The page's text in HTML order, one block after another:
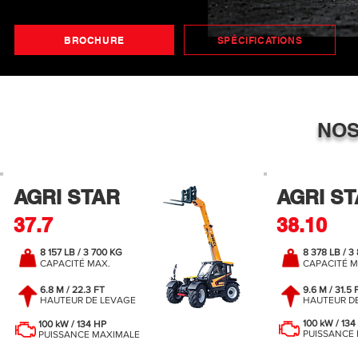
BROCHURE SPÉCIFICATIONS
AGRI STAR
37.7
8 157 LB / 3 700 KG
CAPACITÉ MAX.
6.8 M / 22.3 FT
HAUTEUR DE LEVAGE
PUISSANCE MAXIMALE
100 kW / 134 HP
AGRI
38.10
8 378 LB / 3
CAPACITÉ
9.6 M / 31.5
HAUTEUR
100 kW / 134